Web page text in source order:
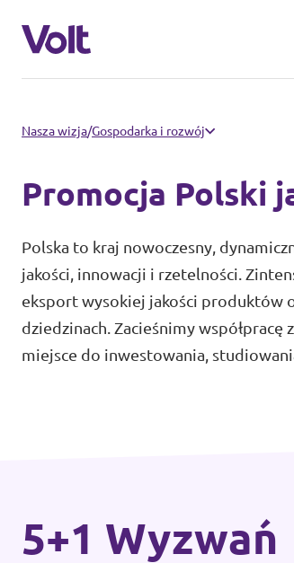
Strony innych oddziałów
Volt Czechy
Volt Hiszpania
Volt Niemcy
Volt Słowacja
O Volt
Osoby
Często zadawane pytania
Nasza wizja/Gospodarka i rozwój
Promocja Polski
Polska to kraj nowoczesny,
jakości, innowacji i rzetelności.
eksport wysokiej jakości produktów
dziedzinach. Zacieśnimy
miejsce do inwestowania,
5+1 Wyzwań